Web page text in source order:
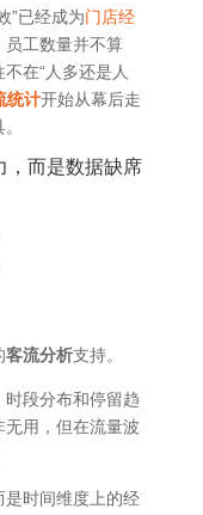
”已经成为门店经
员工数量并不算
在“人多还是人
统计开始从幕后走
，而是数据缺席
客流分析支持。
段分布和停留趋
用，但在流量波
时间维度上的经